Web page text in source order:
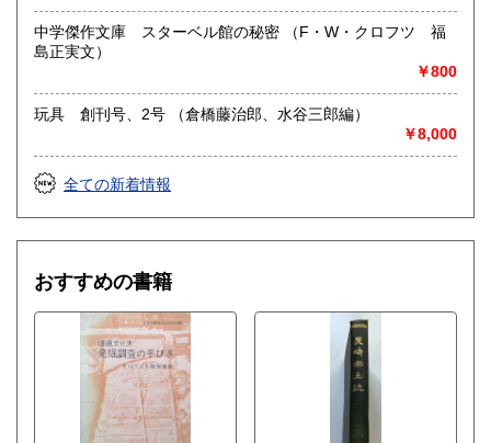
中学傑作文庫 スターベル館の秘密 （F・W・クロフツ 福
島正実文）
￥800
玩具 創刊号、2号 （倉橋藤治郎、水谷三郎編）
￥8,000
全ての新着情報
おすすめの書籍